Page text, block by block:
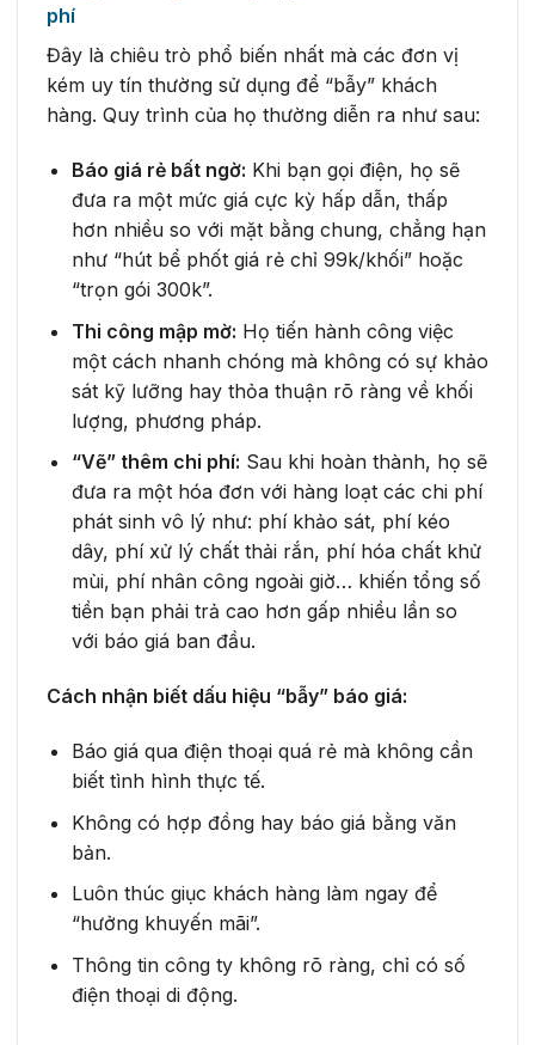
phí
Đây là chiêu trò phổ biến nhất mà các đơn vị
kém uy tín thường sử dụng để “bẫy” khách
hàng. Quy trình của họ thường diễn ra như sau:
Báo giá rẻ bất ngờ: Khi bạn gọi điện, họ sẽ
đưa ra một mức giá cực kỳ hấp dẫn, thấp
hơn nhiều so với mặt bằng chung, chẳng hạn
như “hút bể phốt giá rẻ chỉ 99k/khối” hoặc
“trọn gói 300k”.
Thi công mập mờ: Họ tiến hành công việc
một cách nhanh chóng mà không có sự khảo
sát kỹ lưỡng hay thỏa thuận rõ ràng về khối
lượng, phương pháp.
“Vẽ” thêm chi phí: Sau khi hoàn thành, họ sẽ
đưa ra một hóa đơn với hàng loạt các chi phí
phát sinh vô lý như: phí khảo sát, phí kéo
dây, phí xử lý chất thải rắn, phí hóa chất khử
mùi, phí nhân công ngoài giờ… khiến tổng số
tiền bạn phải trả cao hơn gấp nhiều lần so
với báo giá ban đầu.
Cách nhận biết dấu hiệu “bẫy” báo giá:
Báo giá qua điện thoại quá rẻ mà không cần
biết tình hình thực tế.
Không có hợp đồng hay báo giá bằng văn
bản.
Luôn thúc giục khách hàng làm ngay để
“hưởng khuyến mãi”.
Thông tin công ty không rõ ràng, chỉ có số
điện thoại di động.